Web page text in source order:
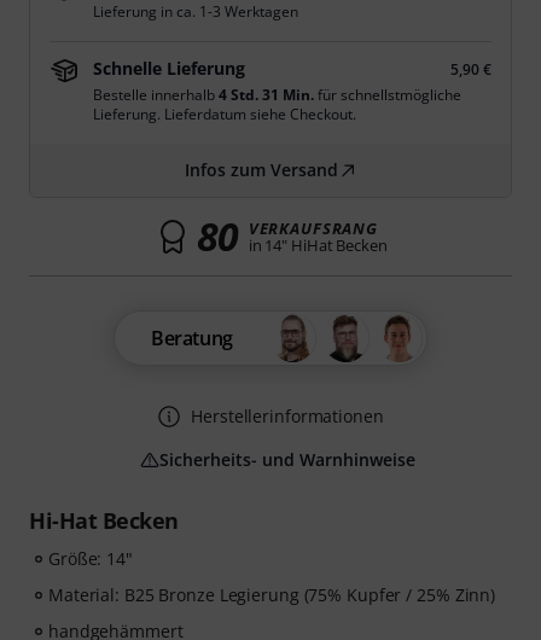
Hi-Hat Becken
Größe: 14"
Material: B25 Bronze Legierung (75% Kupfer / 25% Zinn)
handgehämmert
Lieferung in ca. 1-3 Werktagen
Schnelle Lieferung
5,90 €
Bestelle innerhalb4 Std. 31 Min.für schnellstmögliche
Lieferung. Lieferdatum siehe Checkout.
Infos zum Versand
80 VERKAUFSRANG
in 14" HiHat Becken
Beratung
Herstellerinformationen
Sicherheits- und Warnhinweise